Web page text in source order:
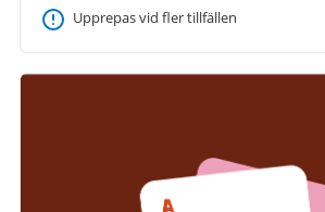
Upprepas vid fler tillfällen